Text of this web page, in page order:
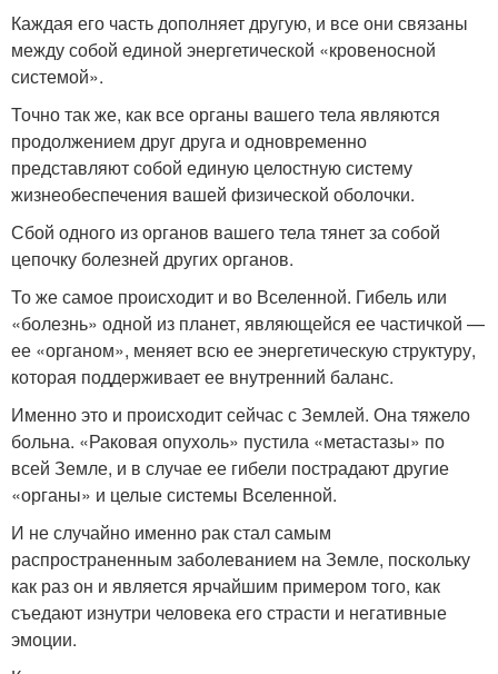
Каждая его часть дополняет другую, и все они связаны
между собой единой энергетической «кровеносной
системой».
Точно так же, как все органы вашего тела являются
продолжением друг друга и одновременно
представляют собой единую целостную систему
жизнеобеспечения вашей физической оболочки.
Сбой одного из органов вашего тела тянет за собой
цепочку болезней других органов.
То же самое происходит и во Вселенной. Гибель или
«болезнь» одной из планет, являющейся ее частичкой —
ее «органом», меняет всю ее энергетическую структуру,
которая поддерживает ее внутренний баланс.
Именно это и происходит сейчас с Землей. Она тяжело
больна. «Раковая опухоль» пустила «метастазы» по
всей Земле, и в случае ее гибели пострадают другие
«органы» и целые системы Вселенной.
И не случайно именно рак стал самым
распространенным заболеванием на Земле, поскольку
как раз он и является ярчайшим примером того, как
съедают изнутри человека его страсти и негативные
эмоции.